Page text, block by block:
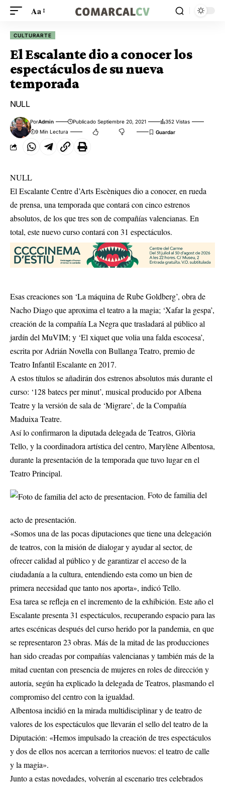
Aa
CULTURARTE
El Escalante dio a conocer los
espectáculos de su nueva
temporada
NULL
PorAdmin Publicado Septiembre 20, 2021
352 Vistas
9 Min Lectura
NULL
El Escalante Centre d’Arts Escèniques dio a conocer, en rueda
de prensa, una temporada que contará con cinco estrenos
absolutos, de los que tres son de compañías valencianas. En
total, este nuevo curso contará con 31 espectáculos.
Esas creaciones son ‘La máquina de Rube Goldberg’, obra de
Nacho Diago que aproxima el teatro a la magia; ‘Xafar la gespa’,
creación de la compañía La Negra que trasladará al público al
jardín del MuVIM; y ‘El xiquet que volia una falda escocesa’,
escrita por Adrián Novella con Bullanga Teatro, premio de
Teatro Infantil Escalante en 2017.
A estos títulos se añadirán dos estrenos absolutos más durante el
curso: ‘128 batecs per minut’, musical producido por Albena
Teatre y la versión de sala de ‘Migrare’, de la Compañía
Maduixa Teatre.
Así lo confirmaron la diputada delegada de Teatros, Glòria
Tello, y la coordinadora artística del centro, Marylène Albentosa,
durante la presentación de la temporada que tuvo lugar en el
Teatro Principal.
Foto de familia del
acto de presentación.
«Somos una de las pocas diputaciones que tiene una delegación
de teatros, con la misión de dialogar y ayudar al sector, de
ofrecer calidad al público y de garantizar el acceso de la
ciudadanía a la cultura, entendiendo esta como un bien de
primera necesidad que tanto nos aporta», indicó Tello.
Esa tarea se refleja en el incremento de la exhibición. Este año el
Escalante presenta 31 espectáculos, recuperando espacio para las
artes escénicas después del curso herido por la pandemia, en que
se representaron 23 obras. Más de la mitad de las producciones
han sido creadas por compañías valencianas y también más de la
mitad cuentan con presencia de mujeres en roles de dirección y
autoría, según ha explicado la delegada de Teatros, plasmando el
compromiso del centro con la igualdad.
Albentosa incidió en la mirada multidisciplinar y de teatro de
valores de los espectáculos que llevarán el sello del teatro de la
Diputación: «Hemos impulsado la creación de tres espectáculos
y dos de ellos nos acercan a territorios nuevos: el teatro de calle
y la magia».
Junto a estas novedades, volverán al escenario tres celebrados